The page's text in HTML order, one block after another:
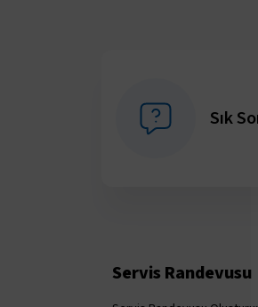
Sık
Servis Randevusu